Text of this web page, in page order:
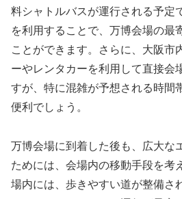
料シャトルバスが運行される予定
を利用することで、万博会場の最
ことができます。さらに、大阪市
ーやレンタカーを利用して直接会
すが、特に混雑が予想される時間
便利でしょう。
万博会場に到着した後も、広大な
ためには、会場内の移動手段を考
場内には、歩きやすい道が整備さ